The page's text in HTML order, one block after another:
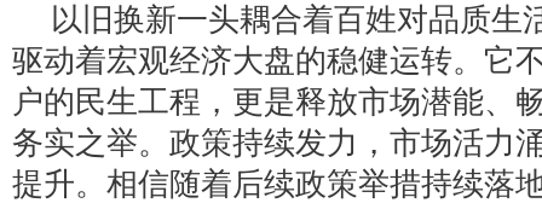
以旧换新一头耦合着百姓对品质生
驱动着宏观经济大盘的稳健运转。它
户的民生工程，更是释放市场潜能、
务实之举。政策持续发力，市场活力
提升。相信随着后续政策举措持续落